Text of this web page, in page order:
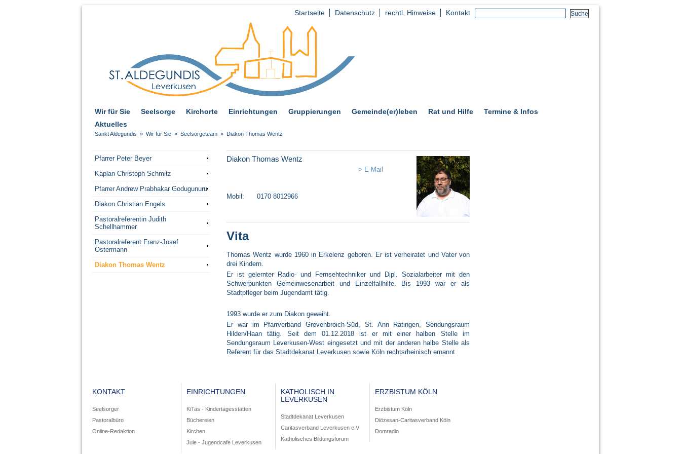
Startseite Datenschutz rechtl. Hinweise Kontakt
Wir für Sie Seelsorge Kirchorte Einrichtungen Gruppierungen Gemeinde(er)leben Rat und Hilfe
Termine & Infos
Aktuelles
Sankt Aldegundis » Wir für Sie » Seelsorgeteam » Diakon Thomas Wentz
Pfarrer Peter Beyer
Kaplan Christoph Schmitz
Pfarrer Andrew Prabhakar Godugunuru
Diakon Christian Engels
Pastoralreferentin Judith
Schellhammer
Pastoralreferent Franz-Josef
Ostermann
Diakon Thomas Wentz
Diakon Thomas Wentz
Mobil: 0170 8012966
> E-Mail
Vita
Thomas Wentz wurde 1960 in Erkelenz geboren. Er ist verheiratet und Vater von
drei Kindern.
Er ist gelernter Radio- und Fernsehtechniker und Dipl. Sozialarbeiter mit den
Schwerpunkten Gemeinwesenarbeit und Einzelfallhilfe. Bis 1993 war er als
Stadtpfleger beim Jugendamt tätig.
1993 wurde er zum Diakon geweiht.
Er war im Pfarrverband Grevenbroich-Süd, St. Ann Ratingen, Sendungsraum
Hilden/Haan tätig. Seit dem 01.12.2018 ist er mit einer halben Stelle im
Sendungsraum Leverkusen-West eingesetzt und mit der anderen halbe Stelle als
Referent für das Stadtdekanat Leverkusen sowie Köln rechtsrheinisch ernannt
KONTAKT
Seelsorger
Pastoralbüro
Online-Redaktion
EINRICHTUNGEN
KiTas - Kindertagesstätten
Büchereien
Kirchen
Jule - Jugendcafe Leverkusen
KATHOLISCH IN
LEVERKUSEN
Stadtdekanat Leverkusen
Caritasverband Leverkusen e.V
Katholisches Bildungsforum
ERZBISTUM KÖLN
Erzbistum Köln
Diözesan-Caritasverband Köln
Domradio